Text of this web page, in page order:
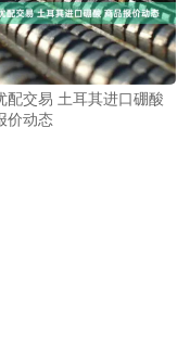
配交易 土耳其进口硼酸
价动态